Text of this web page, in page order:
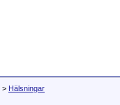
> Hälsningar